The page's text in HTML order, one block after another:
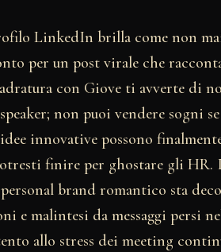
LinkedIn brilla come non
per un post virale che
con Giove ti avverte di
non puoi vendere sogni
innovative possono
finire per ghostare gli HR.
brand romantico sta
e malintesi da messaggi persi
allo stress dei meeting